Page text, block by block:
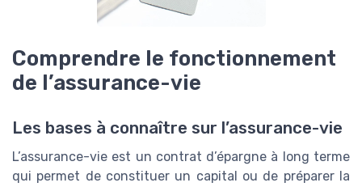
Comprendre le fonctionnement
de l’assurance-vie
Les bases à connaître sur l’assurance-vie
L’assurance-vie est un contrat d’épargne à long terme
qui permet de constituer un capital ou de préparer la